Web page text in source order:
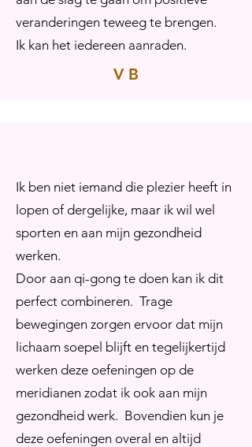
veranderingen teweeg te brengen.
Ik kan het iedereen aanraden.
V B
Ik ben niet iemand die plezier heeft in
lopen of dergelijke, maar ik wil wel
sporten en aan mijn gezondheid
werken.
Door aan qi-gong te doen kan ik dit
perfect combineren. Trage
bewegingen zorgen ervoor dat mijn
lichaam soepel blijft en tegelijkertijd
werken deze oefeningen op de
meridianen zodat ik ook aan mijn
gezondheid werk. Bovendien kun je
deze oefeningen overal en altijd